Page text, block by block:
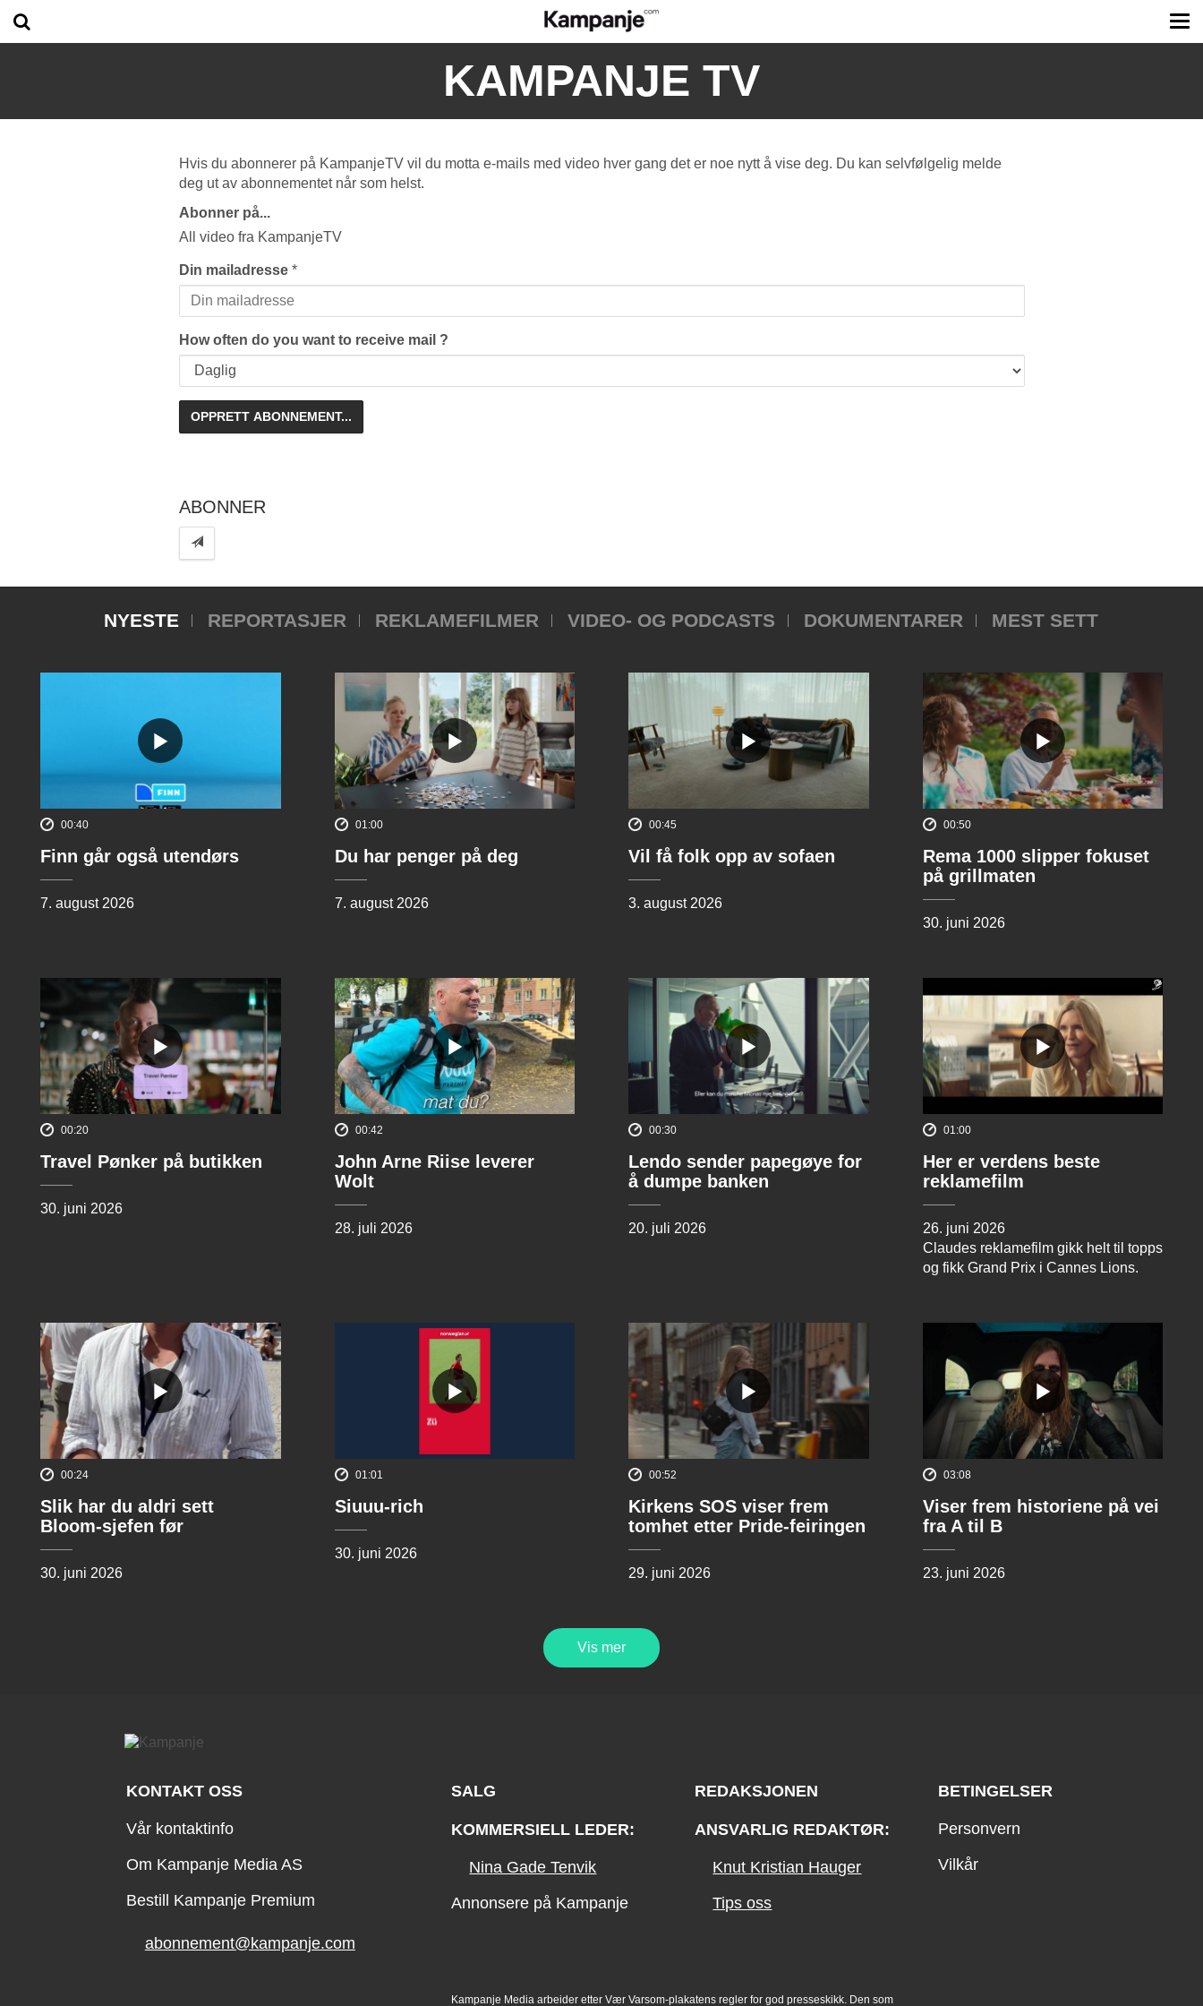
KAMPANJE TV
Hvis du abonnerer på KampanjeTV vil du motta e-mails med video hver gang det er noe nytt å vise deg. Du kan selvfølgelig melde
deg ut av abonnementet når som helst.
Abonner på...
All video fra KampanjeTV
Din mailadresse *
How often do you want to receive mail ?
ABONNER
NYESTE REPORTASJER REKLAMEFILMER VIDEO- OG PODCASTS DOKUMENTARER MEST SETT
00:40
Finn går også utendørs
7. august 2026
01:00
Du har penger på deg
7. august 2026
00:45
Vil få folk opp av sofaen
3. august 2026
00:50
Rema 1000 slipper fokuset
på grillmaten
30. juni 2026
00:20
Travel Pønker på butikken
30. juni 2026
00:42
John Arne Riise leverer
Wolt
28. juli 2026
00:30
Lendo sender papegøye for
å dumpe banken
20. juli 2026
01:00
Her er verdens beste
reklamefilm
26. juni 2026
Claudes reklamefilm gikk helt til topps
og fikk Grand Prix i Cannes Lions.
00:24
Slik har du aldri sett
Bloom-sjefen før
30. juni 2026
01:01
Siuuu-rich
30. juni 2026
00:52
Kirkens SOS viser frem
tomhet etter Pride-feiringen
29. juni 2026
03:08
Viser frem historiene på vei
fra A til B
23. juni 2026
Vis mer
KONTAKT OSS
Vår kontaktinfo
Om Kampanje Media AS
Bestill Kampanje Premium
abonnement@kampanje.com
SALG
KOMMERSIELL LEDER:
Nina Gade Tenvik
Annonsere på Kampanje
REDAKSJONEN
ANSVARLIG REDAKTØR:
Knut Kristian Hauger
Tips oss
BETINGELSER
Personvern
Vilkår
Kampanje Media arbeider etter Vær Varsom-plakatens regler for god presseskikk. Den som